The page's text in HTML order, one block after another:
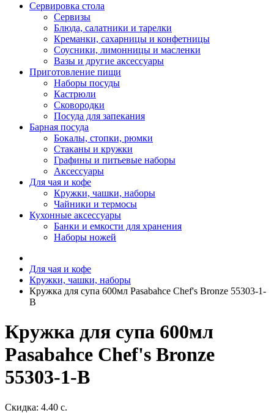
Сервировка стола
Сервизы
Блюда, салатники и тарелки
Креманки, сахарницы и конфетницы
Соусники, лимонницы и масленки
Вазы и другие аксессуары
Приготовление пищи
Наборы посуды
Кастрюли
Сковородки
Посуда для запекания
Барная посуда
Бокалы, стопки, рюмки
Стаканы и кружки
Графины и питьевые наборы
Аксессуары
Для чая и кофе
Кружки, чашки, наборы
Чайники и термосы
Кухонные аксессуары
Банки и емкости для хранения
Наборы ножей
Для чая и кофе
Кружки, чашки, наборы
Кружка для супа 600мл Pasabahce Chef's Bronze 55303-1-
B
Кружка для супа 600мл
Pasabahce Chef's Bronze
55303-1-B
Скидка: 4.40 с.